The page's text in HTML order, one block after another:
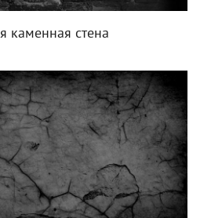
каменная стена